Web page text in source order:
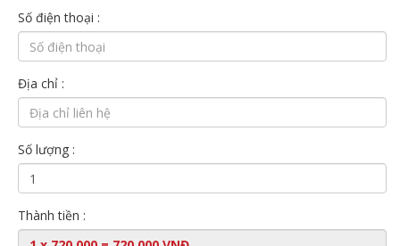
Số điện thoại :
Địa chỉ :
Số lượng :
Thành tiền :